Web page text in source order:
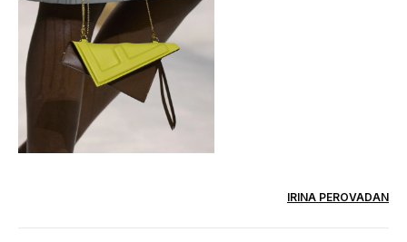
IRINA PEROVADAN